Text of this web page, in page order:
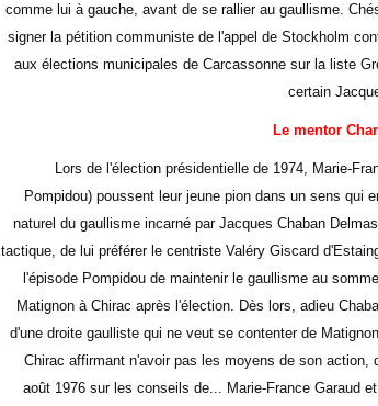
comme lui à gauche, avant de se rallier au gaullisme.
signer la pétition communiste de l'appel de Stockholm
aux élections municipales de Carcassonne sur la liste
certain
Le mentor
Lors de l'élection présidentielle de 1974, Marie-
Pompidou) poussent leur jeune pion dans un sens qui
naturel du gaullisme incarné par Jacques Chaban
tactique, de lui préférer le centriste Valéry Giscard
l'épisode Pompidou de maintenir le gaullisme au
Matignon à Chirac après l'élection. Dès lors, adieu
d'une droite gaulliste qui ne veut se contenter de
Chirac affirmant n'avoir pas les moyens de son
août 1976 sur les conseils de... Marie-France Garaud